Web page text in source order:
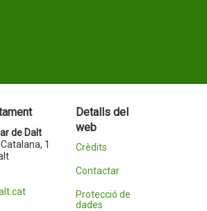
de Dalt
1
Detalls del
web
Crèdits
Contactar
Protecció de
dades